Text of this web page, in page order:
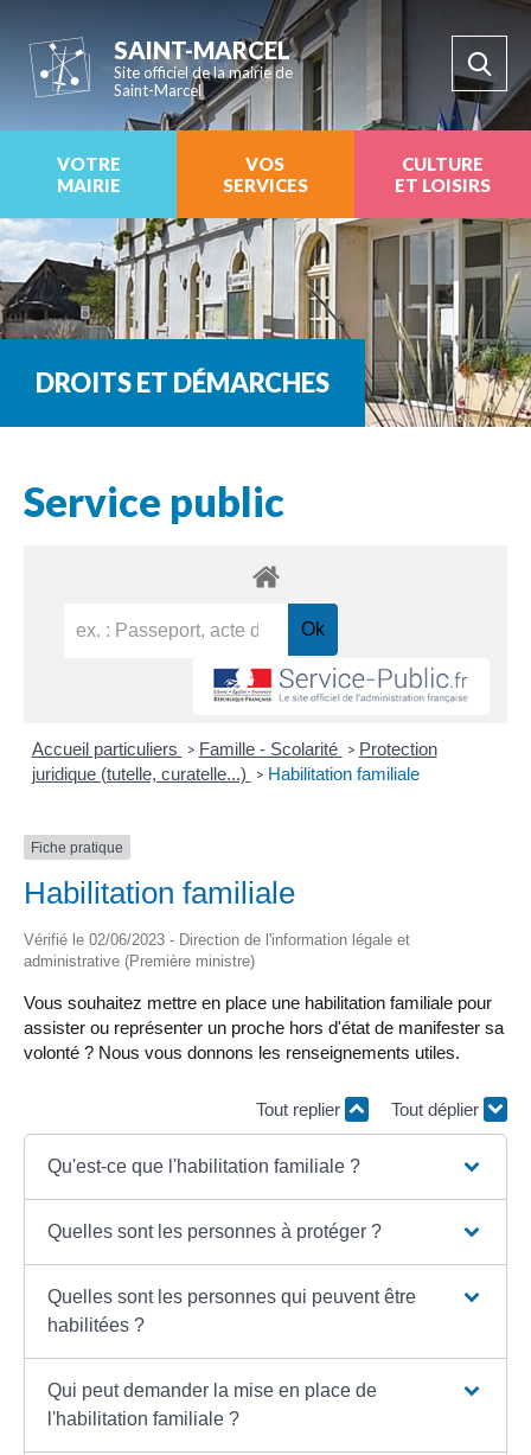
SAINT-MARCEL
Site officiel de la mairie de
Saint-Marcel
VOTRE
MAIRIE
VOS
SERVICES
CULTURE
ET LOISIRS
DROITS ET DÉMARCHES
Service public
Accueil particuliers > Famille - Scolarité > Protection
juridique (tutelle, curatelle...)
> Habilitation familiale
Fiche pratique
Habilitation familiale
Vérifié le 02/06/2023 - Direction de l'information légale et
administrative (Première ministre)
Vous souhaitez mettre en place une habilitation familiale pour
assister ou représenter un proche hors d'état de manifester sa
volonté ? Nous vous donnons les renseignements utiles.
Tout replier Tout déplier
Qu'est-ce que l'habilitation familiale ?
Quelles sont les personnes à protéger ?
Quelles sont les personnes qui peuvent être
habilitées ?
Qui peut demander la mise en place de
l'habilitation familiale ?